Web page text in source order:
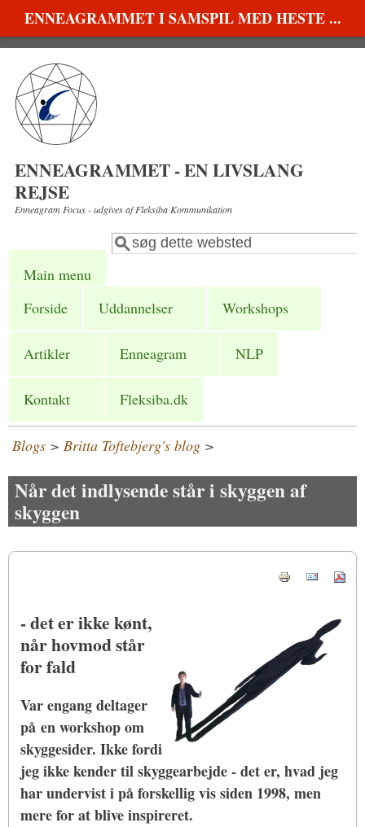
Gå til hovedindhold
ENNEAGRAMMET I SAMSPIL MED HESTE ...
ENNEAGRAMMET - EN LIVSLANG
REJSE
Enneagram Focus - udgives af Fleksiba Kommunikation
Søgefelt
Søg
Main menu
Forside
Uddannelser Workshops
Artikler Enneagram NLP
Kontakt Fleksiba.dk
Blogs > Britta Toftebjerg's blog >
Når det indlysende står i skyggen af
skyggen
- det er ikke kønt,
når hovmod står
for fald
Var engang deltager
på en workshop om
skyggesider. Ikke fordi
jeg ikke kender til skyggearbejde - det er, hvad jeg
har undervist i på forskellig vis siden 1998, men
mere for at blive inspireret.